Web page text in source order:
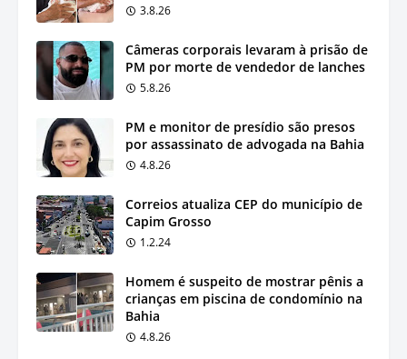
3.8.26
Câmeras corporais levaram à prisão de
PM por morte de vendedor de lanches
5.8.26
PM e monitor de presídio são presos
por assassinato de advogada na Bahia
4.8.26
Correios atualiza CEP do município de
Capim Grosso
1.2.24
Homem é suspeito de mostrar pênis a
crianças em piscina de condomínio na
Bahia
4.8.26